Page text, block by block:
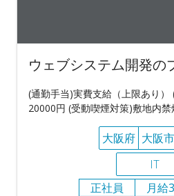
ウェブシステム開発の
(通勤手当)実費支給（上限あり）
20000円 (受動喫煙対策)敷地内禁
大阪府 大阪
IT
正社員
月給